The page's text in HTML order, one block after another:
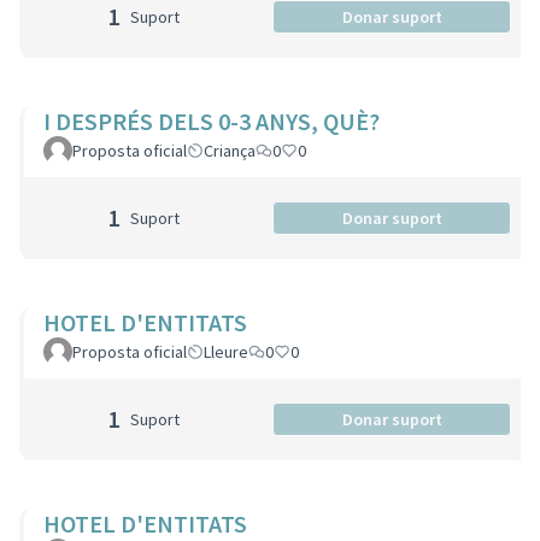
1 Suport Donar suport
I DESPRÉS DELS 0-3 ANYS, QUÈ?
Proposta oficial Criança 0 0
1 Suport Donar suport
HOTEL D'ENTITATS
Proposta oficial Lleure 0 0
1 Suport Donar suport
HOTEL D'ENTITATS